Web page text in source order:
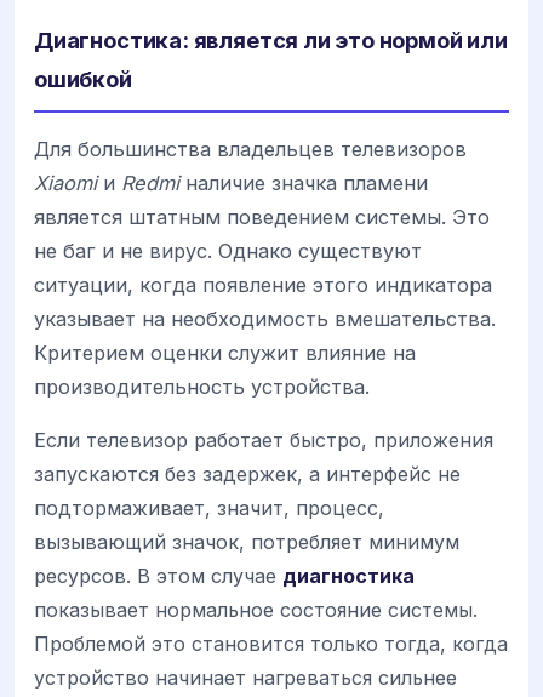
Диагностика: является ли это нормой или
ошибкой
Для большинства владельцев телевизоров
Xiaomiи Redmiналичие значка пламени
является штатным поведением системы. Это
не баг и не вирус. Однако существуют
ситуации, когда появление этого индикатора
указывает на необходимость вмешательства.
Критерием оценки служит влияние на
производительность устройства.
Если телевизор работает быстро, приложения
запускаются без задержек, а интерфейс не
подтормаживает, значит, процесс,
вызывающий значок, потребляет минимум
ресурсов. В этом случае диагностика
показывает нормальное состояние системы.
Проблемой это становится только тогда, когда
устройство начинает нагреваться сильнее